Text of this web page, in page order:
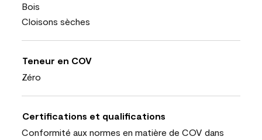
Bois
Cloisons sèches
Teneur en COV
Zéro
Certifications et qualifications
Conformité aux normes en matière de COV dans